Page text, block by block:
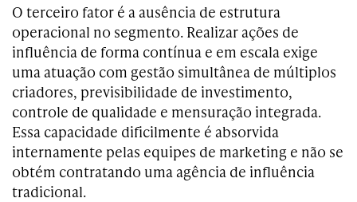
O terceiro fator é a ausência de estrutura
operacional no segmento. Realizar ações de
influência de forma contínua e em escala exige
uma atuação com gestão simultânea de múltiplos
criadores, previsibilidade de investimento,
controle de qualidade e mensuração integrada.
Essa capacidade dificilmente é absorvida
internamente pelas equipes de marketing e não se
obtém contratando uma agência de influência
tradicional.